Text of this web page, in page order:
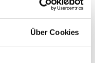
Über Cookies